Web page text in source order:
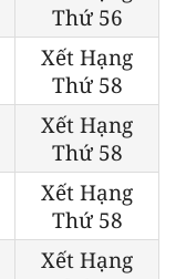
Thứ 56
Xết Hạng
Thứ 58
Xết Hạng
Thứ 58
Xết Hạng
Thứ 58
Xết Hạng